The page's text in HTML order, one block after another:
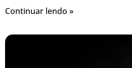
Continuar lendo »